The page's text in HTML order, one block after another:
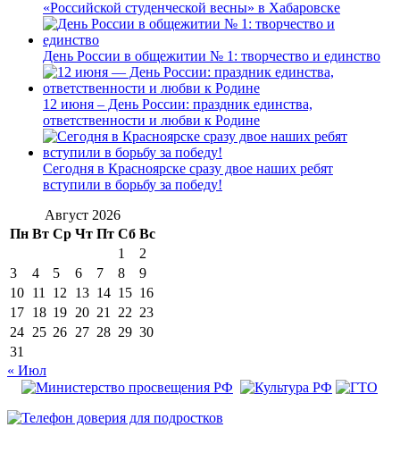
«Российской студенческой весны» в Хабаровске
День России в общежитии № 1: творчество и единство
12 июня – День России: праздник единства,
ответственности и любви к Родине
Сегодня в Красноярске сразу двое наших ребят
вступили в борьбу за победу!
Август 2026
Пн Вт Ср Чт Пт Сб Вс
1
2
3
4 5 6 7 8
9
10 11 12 13 14 15 16
17 18 19 20 21 22 23
24 25 26 27 28 29 30
31
« Июл